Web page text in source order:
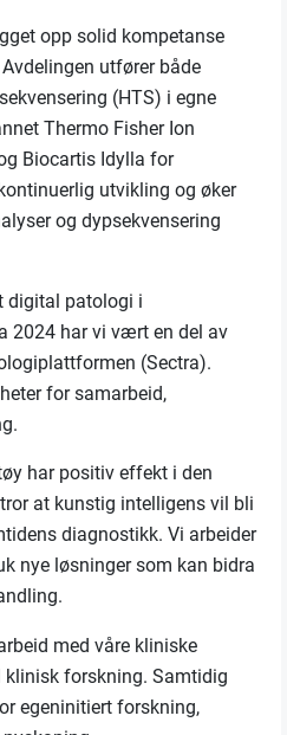
opp solid kompetanse
utfører både
(HTS) i egne
Thermo Fisher Ion
Biocartis Idylla for
utvikling og øker
og dypsekvensering
digital patologi i
2024 har vi vært en del av
(Sectra).
for samarbeid,
har positiv effekt i den
at kunstig intelligens vil bli
diagnostikk. Vi arbeider
nye løsninger som kan bidra
med våre kliniske
forskning. Samtidig
egeninitiert forskning,